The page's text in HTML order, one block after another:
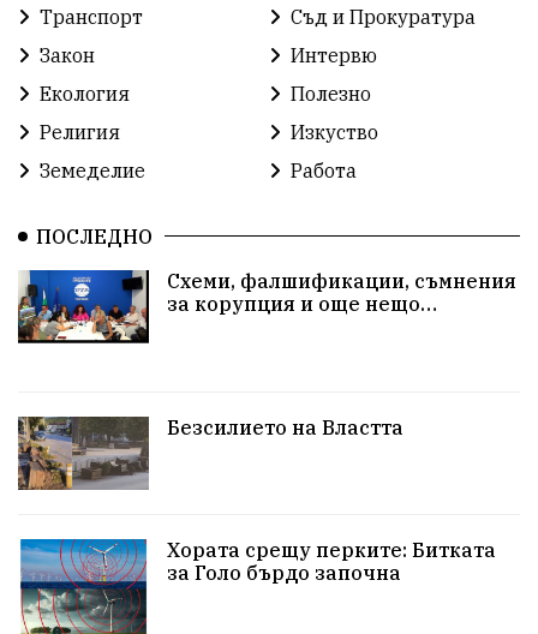
Транспорт
Съд и Прокуратура
Закон
Интервю
Екология
Полезно
Религия
Изкуство
Земеделие
Работа
ПОСЛЕДНО
Схеми, фалшификации, съмнения
за корупция и още нещо…
Безсилието на Властта
Хората срещу перките: Битката
за Голо бърдо започна